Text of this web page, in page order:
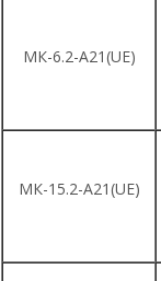
МК-6.2-A21(UE)
МК-15.2-A21(UE)